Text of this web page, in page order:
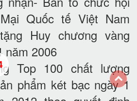
Quốc tế Việt Nam
Huy chương vàng
năm 2006
Top 100 chất lượng
phẩm két bạc ngày 1
back